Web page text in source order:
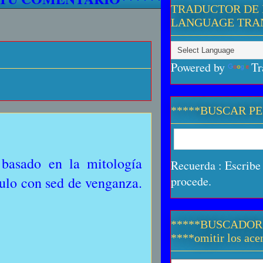
en la mitología
con sed de venganza.
TRADUCTOR
LANGUAGE
Powered by
*****BUSCAR
Recuerda :
procede.
****omitir los